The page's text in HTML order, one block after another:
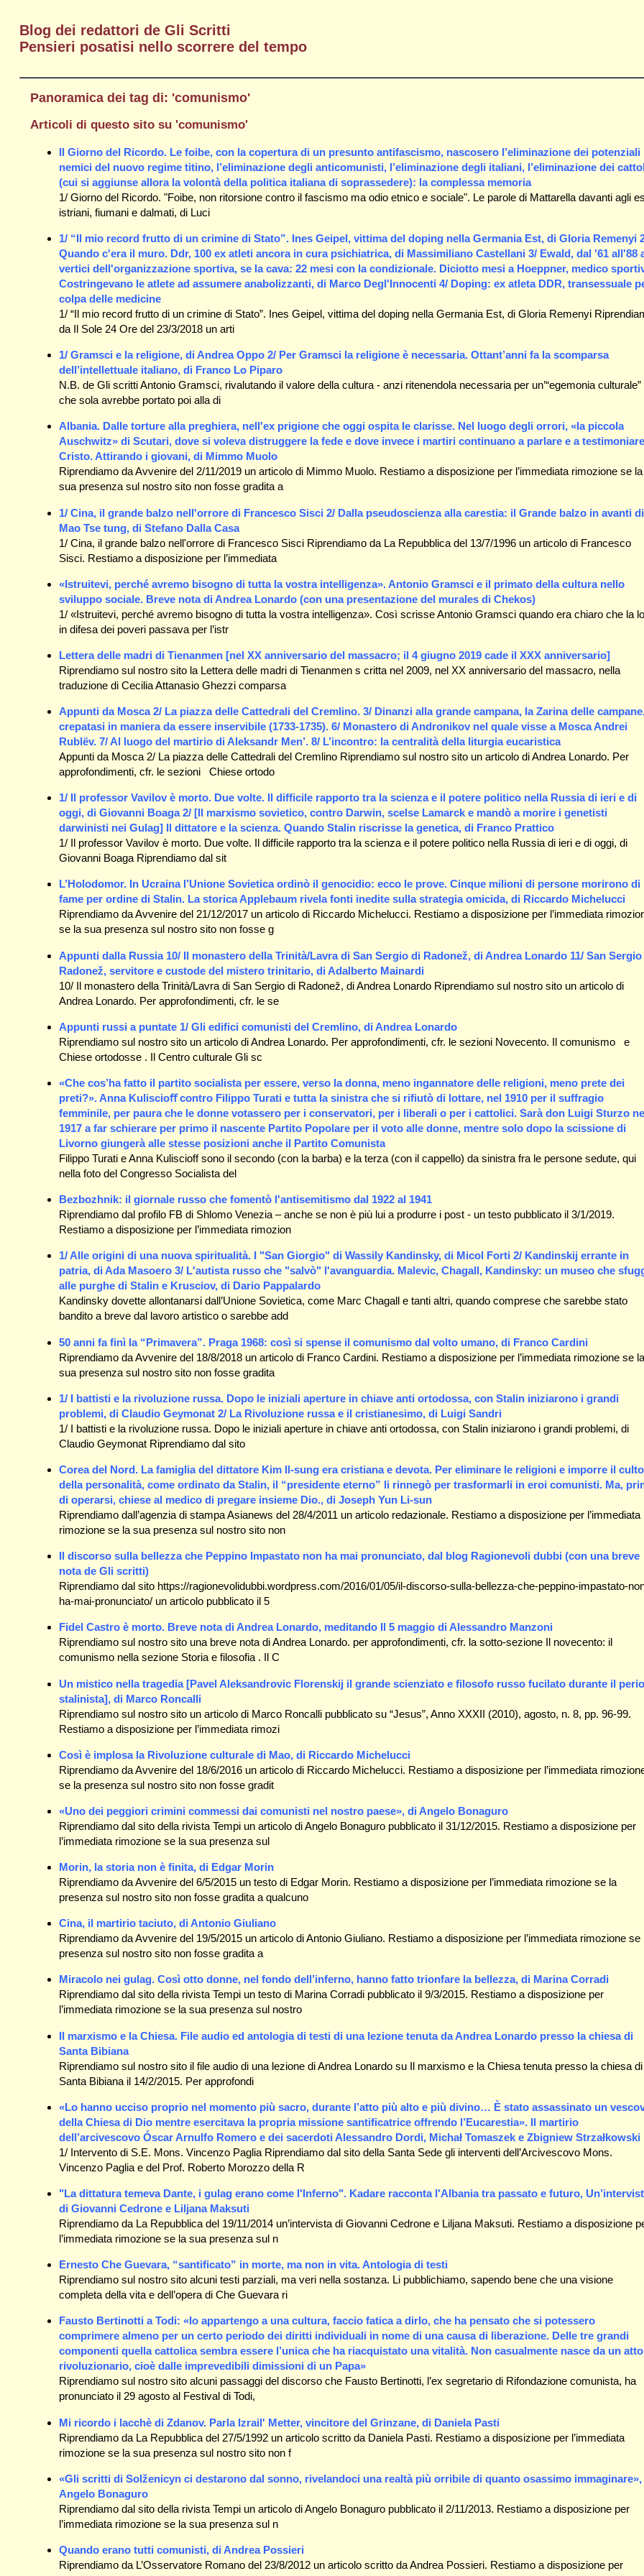
Blog dei redattori de Gli Scritti
Pensieri posatisi nello scorrere del tempo
Panoramica dei tag di: 'comunismo'
Articoli di questo sito su 'comunismo'
Il Giorno del Ricordo. Le foibe, con la copertura di un presunto antifascismo, nascosero l’eliminazione dei potenziali
nemici del nuovo regime titino, l’eliminazione degli anticomunisti, l’eliminazione degli italiani, l’eliminazione dei
(cui si aggiunse allora la volontà della politica italiana di soprassedere): la complessa memoria
1/ Giorno del Ricordo. "Foibe, non ritorsione contro il fascismo ma odio etnico e sociale". Le parole di Mattarella davanti agli
istriani, fiumani e dalmati, di Luci
1/ “Il mio record frutto di un crimine di Stato”. Ines Geipel, vittima del doping nella Germania Est, di Gloria Remenyi
Quando c'era il muro. Ddr, 100 ex atleti ancora in cura psichiatrica, di Massimiliano Castellani 3/ Ewald, dal '61 all'88
vertici dell'organizzazione sportiva, se la cava: 22 mesi con la condizionale. Diciotto mesi a Hoeppner, medico
Costringevano le atlete ad assumere anabolizzanti, di Marco Degl'Innocenti 4/ Doping: ex atleta DDR, transessuale
colpa delle medicine
1/ “Il mio record frutto di un crimine di Stato”. Ines Geipel, vittima del doping nella Germania Est, di Gloria Remenyi
da Il Sole 24 Ore del 23/3/2018 un arti
1/ Gramsci e la religione, di Andrea Oppo 2/ Per Gramsci la religione è necessaria. ​Ottant’anni fa la scomparsa
dell’intellettuale italiano, di Franco Lo Piparo
N.B. de Gli scritti Antonio Gramsci, rivalutando il valore della cultura - anzi ritenendola necessaria per un’“egemonia culturale”
che sola avrebbe portato poi alla di
Albania. Dalle torture alla preghiera, nell'ex prigione che oggi ospita le clarisse. Nel luogo degli orrori, «la piccola
Auschwitz» di Scutari, dove si voleva distruggere la fede e dove invece i martiri continuano a parlare e a testimoniare
Cristo. Attirando i giovani, di Mimmo Muolo
Riprendiamo da Avvenire del 2/11/2019 un articolo di Mimmo Muolo. Restiamo a disposizione per l’immediata rimozione se la
sua presenza sul nostro sito non fosse gradita a
1/ Cina, il grande balzo nell'orrore di Francesco Sisci 2/ Dalla pseudoscienza alla carestia: il Grande balzo in avanti di
Mao Tse tung, di Stefano Dalla Casa
1/ Cina, il grande balzo nell'orrore di Francesco Sisci Riprendiamo da La Repubblica del 13/7/1996 un articolo di Francesco
Sisci. Restiamo a disposizione per l’immediata
«Istruitevi, perché avremo bisogno di tutta la vostra intelligenza». Antonio Gramsci e il primato della cultura nello
sviluppo sociale. Breve nota di Andrea Lonardo (con una presentazione del murales di Chekos)
1/ «Istruitevi, perché avremo bisogno di tutta la vostra intelligenza». Così scrisse Antonio Gramsci quando era chiaro che la
in difesa dei poveri passava per l’istr
Lettera delle madri di Tienanmen [nel XX anniversario del massacro; il 4 giugno 2019 cade il XXX anniversario]
Riprendiamo sul nostro sito la Lettera delle madri di Tienanmen s critta nel 2009, nel XX anniversario del massacro, nella
traduzione di Cecilia Attanasio Ghezzi comparsa
Appunti da Mosca 2/ La piazza delle Cattedrali del Cremlino. 3/ Dinanzi alla grande campana, la Zarina delle
crepatasi in maniera da essere inservibile (1733-1735). 6/ Monastero di Andronikov nel quale visse a Mosca Andrei
Rublëv. 7/ Al luogo del martirio di Aleksandr Men’. 8/ L’incontro: la centralità della liturgia eucaristica
Appunti da Mosca 2/ La piazza delle Cattedrali del Cremlino Riprendiamo sul nostro sito un articolo di Andrea Lonardo. Per
approfondimenti, cfr. le sezioni Chiese ortodo
1/ Il professor Vavilov è morto. Due volte. Il difficile rapporto tra la scienza e il potere politico nella Russia di ieri e di
oggi, di Giovanni Boaga 2/ [Il marxismo sovietico, contro Darwin, scelse Lamarck e mandò a morire i genetisti
darwinisti nei Gulag] Il dittatore e la scienza. Quando Stalin riscrisse la genetica, di Franco Prattico
1/ Il professor Vavilov è morto. Due volte. Il difficile rapporto tra la scienza e il potere politico nella Russia di ieri e di oggi, di
Giovanni Boaga Riprendiamo dal sit
L’Holodomor. In Ucraina l’Unione Sovietica ordinò il genocidio: ecco le prove. Cinque milioni di persone morirono di
fame per ordine di Stalin. La storica Applebaum rivela fonti inedite sulla strategia omicida, di Riccardo Michelucci
Riprendiamo da Avvenire del 21/12/2017 un articolo di Riccardo Michelucci. Restiamo a disposizione per l’immediata
se la sua presenza sul nostro sito non fosse g
Appunti dalla Russia 10/ Il monastero della Trinità/Lavra di San Sergio di Radonež, di Andrea Lonardo 11/ San
Radonež, servitore e custode del mistero trinitario, di Adalberto Mainardi
10/ Il monastero della Trinità/Lavra di San Sergio di Radonež, di Andrea Lonardo Riprendiamo sul nostro sito un articolo di
Andrea Lonardo. Per approfondimenti, cfr. le se
Appunti russi a puntate 1/ Gli edifici comunisti del Cremlino, di Andrea Lonardo
Riprendiamo sul nostro sito un articolo di Andrea Lonardo. Per approfondimenti, cfr. le sezioni Novecento. Il comunismo e
Chiese ortodosse . Il Centro culturale Gli sc
«Che cos’ha fatto il partito socialista per essere, verso la donna, meno ingannatore delle religioni, meno prete dei
preti?». Anna Kuliscioﬀ contro Filippo Turati e tutta la sinistra che si rifiutò di lottare, nel 1910 per il suffragio
femminile, per paura che le donne votassero per i conservatori, per i liberali o per i cattolici. Sarà don Luigi Sturzo
1917 a far schierare per primo il nascente Partito Popolare per il voto alle donne, mentre solo dopo la scissione di
Livorno giungerà alle stesse posizioni anche il Partito Comunista
Filippo Turati e Anna Kuliscioff sono il secondo (con la barba) e la terza (con il cappello) da sinistra fra le persone sedute, qui
nella foto del Congresso Socialista del
Bezbozhnik: il giornale russo che fomentò l'antisemitismo dal 1922 al 1941
Riprendiamo dal profilo FB di Shlomo Venezia – anche se non è più lui a produrre i post - un testo pubblicato il 3/1/2019.
Restiamo a disposizione per l’immediata rimozion
1/ Alle origini di una nuova spiritualità. I "San Giorgio" di Wassily Kandinsky, di Micol Forti 2/ Kandinskij errante in
patria, di Ada Masoero 3/ L'autista russo che "salvò" l'avanguardia. Malevic, Chagall, Kandinsky: un museo che
alle purghe di Stalin e Krusciov, di Dario Pappalardo
Kandinsky dovette allontanarsi dall’Unione Sovietica, come Marc Chagall e tanti altri, quando comprese che sarebbe stato
bandito a breve dal lavoro artistico o sarebbe add
50 anni fa finì la “Primavera”. Praga 1968: così si spense il comunismo dal volto umano, di Franco Cardini
Riprendiamo da Avvenire del 18/8/2018 un articolo di Franco Cardini. Restiamo a disposizione per l’immediata rimozione se la
sua presenza sul nostro sito non fosse gradita
1/ I battisti e la rivoluzione russa. Dopo le iniziali aperture in chiave anti ortodossa, con Stalin iniziarono i grandi
problemi, di Claudio Geymonat 2/ La Rivoluzione russa e il cristianesimo, di Luigi Sandri
1/ I battisti e la rivoluzione russa. Dopo le iniziali aperture in chiave anti ortodossa, con Stalin iniziarono i grandi problemi, di
Claudio Geymonat Riprendiamo dal sito
Corea del Nord. La famiglia del dittatore Kim Il-sung era cristiana e devota. Per eliminare le religioni e imporre il culto
della personalità, come ordinato da Stalin, il “presidente eterno” li rinnegò per trasformarli in eroi comunisti. Ma,
di operarsi, chiese al medico di pregare insieme Dio., di Joseph Yun Li-sun
Riprendiamo dall’agenzia di stampa Asianews del 28/4/2011 un articolo redazionale. Restiamo a disposizione per l’immediata
rimozione se la sua presenza sul nostro sito non
Il discorso sulla bellezza che Peppino Impastato non ha mai pronunciato, dal blog Ragionevoli dubbi (con una breve
nota de Gli scritti)
Riprendiamo dal sito https://ragionevolidubbi.wordpress.com/2016/01/05/il-discorso-sulla-bellezza-che-peppino-impastato-
ha-mai-pronunciato/ un articolo pubblicato il 5
Fidel Castro è morto. Breve nota di Andrea Lonardo, meditando Il 5 maggio di Alessandro Manzoni
Riprendiamo sul nostro sito una breve nota di Andrea Lonardo. per approfondimenti, cfr. la sotto-sezione Il novecento: il
comunismo nella sezione Storia e filosofia . Il C
Un mistico nella tragedia [Pavel Aleksandrovic Florenskij il grande scienziato e filosofo russo fucilato durante il
stalinista], di Marco Roncalli
Riprendiamo sul nostro sito un articolo di Marco Roncalli pubblicato su “Jesus”, Anno XXXII (2010), agosto, n. 8, pp. 96-99.
Restiamo a disposizione per l’immediata rimozi
Così è implosa la Rivoluzione culturale di Mao, di Riccardo Michelucci
Riprendiamo da Avvenire del 18/6/2016 un articolo di Riccardo Michelucci. Restiamo a disposizione per l’immediata
se la presenza sul nostro sito non fosse gradit
«Uno dei peggiori crimini commessi dai comunisti nel nostro paese», di Angelo Bonaguro
Riprendiamo dal sito della rivista Tempi un articolo di Angelo Bonaguro pubblicato il 31/12/2015. Restiamo a disposizione per
l’immediata rimozione se la sua presenza sul
Morin, la storia non è finita, di Edgar Morin
Riprendiamo da Avvenire del 6/5/2015 un testo di Edgar Morin. Restiamo a disposizione per l’immediata rimozione se la
presenza sul nostro sito non fosse gradita a qualcuno
Cina, il martirio taciuto, di Antonio Giuliano
Riprendiamo da Avvenire del 19/5/2015 un articolo di Antonio Giuliano. Restiamo a disposizione per l’immediata rimozione se
presenza sul nostro sito non fosse gradita a
Miracolo nei gulag. Così otto donne, nel fondo dell’inferno, hanno fatto trionfare la bellezza, di Marina Corradi
Riprendiamo dal sito della rivista Tempi un testo di Marina Corradi pubblicato il 9/3/2015. Restiamo a disposizione per
l’immediata rimozione se la sua presenza sul nostro
Il marxismo e la Chiesa. File audio ed antologia di testi di una lezione tenuta da Andrea Lonardo presso la chiesa di
Santa Bibiana
Riprendiamo sul nostro sito il file audio di una lezione di Andrea Lonardo su Il marxismo e la Chiesa tenuta presso la chiesa di
Santa Bibiana il 14/2/2015. Per approfondi
«Lo hanno ucciso proprio nel momento più sacro, durante l’atto più alto e più divino… È stato assassinato un
della Chiesa di Dio mentre esercitava la propria missione santificatrice offrendo l’Eucarestia». Il martirio
dell’arcivescovo Óscar Arnulfo Romero e dei sacerdoti Alessandro Dordi, Michał Tomaszek e Zbigniew Strzałkowski
1/ Intervento di S.E. Mons. Vincenzo Paglia Riprendiamo dal sito della Santa Sede gli interventi dell’Arcivescovo Mons.
Vincenzo Paglia e del Prof. Roberto Morozzo della R
"La dittatura temeva Dante, i gulag erano come l'Inferno". Kadare racconta l'Albania tra passato e futuro,
di Giovanni Cedrone e Liljana Maksuti
Riprendiamo da La Repubblica del 19/11/2014 un’intervista di Giovanni Cedrone e Liljana Maksuti. Restiamo a disposizione
l’immediata rimozione se la sua presenza sul n
Ernesto Che Guevara, “santificato” in morte, ma non in vita. Antologia di testi
Riprendiamo sul nostro sito alcuni testi parziali, ma veri nella sostanza. Li pubblichiamo, sapendo bene che una visione
completa della vita e dell’opera di Che Guevara ri
Fausto Bertinotti a Todi: «Io appartengo a una cultura, faccio fatica a dirlo, che ha pensato che si potessero
comprimere almeno per un certo periodo dei diritti individuali in nome di una causa di liberazione. Delle tre grandi
componenti quella cattolica sembra essere l’unica che ha riacquistato una vitalità. Non casualmente nasce da un atto
rivoluzionario, cioè dalle imprevedibili dimissioni di un Papa»
Riprendiamo sul nostro sito alcuni passaggi del discorso che Fausto Bertinotti, l’ex segretario di Rifondazione comunista, ha
pronunciato il 29 agosto al Festival di Todi,
Mi ricordo i lacchè di Zdanov. Parla Izrail' Metter, vincitore del Grinzane, di Daniela Pasti
Riprendiamo da La Repubblica del 27/5/1992 un articolo scritto da Daniela Pasti. Restiamo a disposizione per l’immediata
rimozione se la sua presenza sul nostro sito non f
«Gli scritti di Solženicyn ci destarono dal sonno, rivelandoci una realtà più orribile di quanto osassimo immaginare»,
Angelo Bonaguro
Riprendiamo dal sito della rivista Tempi un articolo di Angelo Bonaguro pubblicato il 2/11/2013. Restiamo a disposizione per
l’immediata rimozione se la sua presenza sul n
Quando erano tutti comunisti, di Andrea Possieri
Riprendiamo da L’Osservatore Romano del 23/8/2012 un articolo scritto da Andrea Possieri. Restiamo a disposizione per